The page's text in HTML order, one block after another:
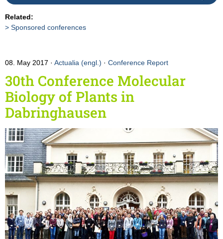
Related:
Sponsored conferences
08. May 2017 Actualia (engl.) · Conference Report
30th Conference Molecular
Biology of Plants in
Dabringhausen